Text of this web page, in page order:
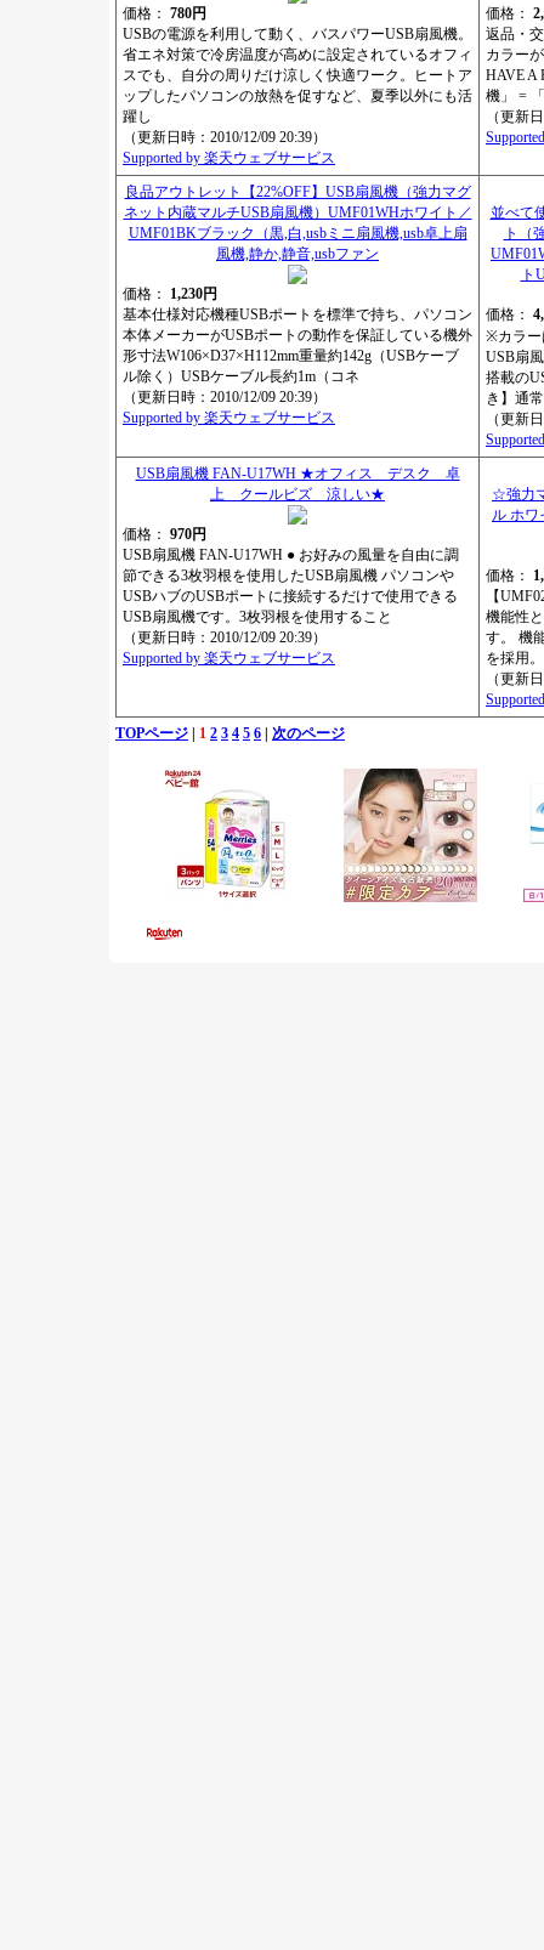
価格： 780円
USBの電源を利用して動く、バスパワーUSB扇風機。
省エネ対策で冷房温度が高めに設定されているオフィ
スでも、自分の周りだけ涼しく快適ワーク。ヒートア
ップしたパソコンの放熱を促すなど、夏季以外にも活
躍し
（更新日時：2010/12/09 20:39）
Supported by 楽天ウェブサービス
価格：
返品・
カラー
HAVE A
機」 =
（更新
良品アウトレット【22%OFF】USB扇風機（強力マグ
ネット内蔵マルチUSB扇風機）UMF01WHホワイト／
UMF01BKブラック（黒,白,usbミニ扇風機,usb卓上扇
風機,静か,静音,usbファン
価格： 1,230円
基本仕様対応機種USBポートを標準で持ち、パソコン
本体メーカーがUSBポートの動作を保証している機外
形寸法W106×D37×H112mm重量約142g（USBケーブ
ル除く）USBケーブル長約1m（コネ
（更新日時：2010/12/09 20:39）
Supported by 楽天ウェブサービス
並べて
ト（
ト
価格：
※カラー
USB扇
搭載の
き】通
（更新
USB扇風機 FAN-U17WH ★オフィス デスク 卓
上 クールビズ 涼しい★
価格： 970円
USB扇風機 FAN-U17WH ● お好みの風量を自由に調
節できる3枚羽根を使用したUSB扇風機 パソコンや
USBハブのUSBポートに接続するだけで使用できる
USB扇風機です。3枚羽根を使用すること
（更新日時：2010/12/09 20:39）
Supported by 楽天ウェブサービス
☆強力
ル ホ
価格：
【
機能性
す。 機
を採用
（更新
TOPページ
1 2 3 4 5 6 次のページ